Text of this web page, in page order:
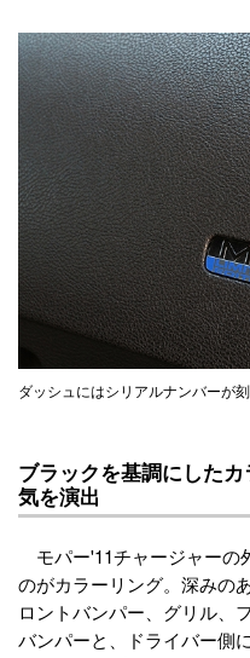
ダッシュにはシリアルナンバーが
ブラックを基調にした
気を演出
モパー'11チャージャーの
のがカラーリング。深みの
ロントバンパー、グリル、
バンパーと、ドライバー側